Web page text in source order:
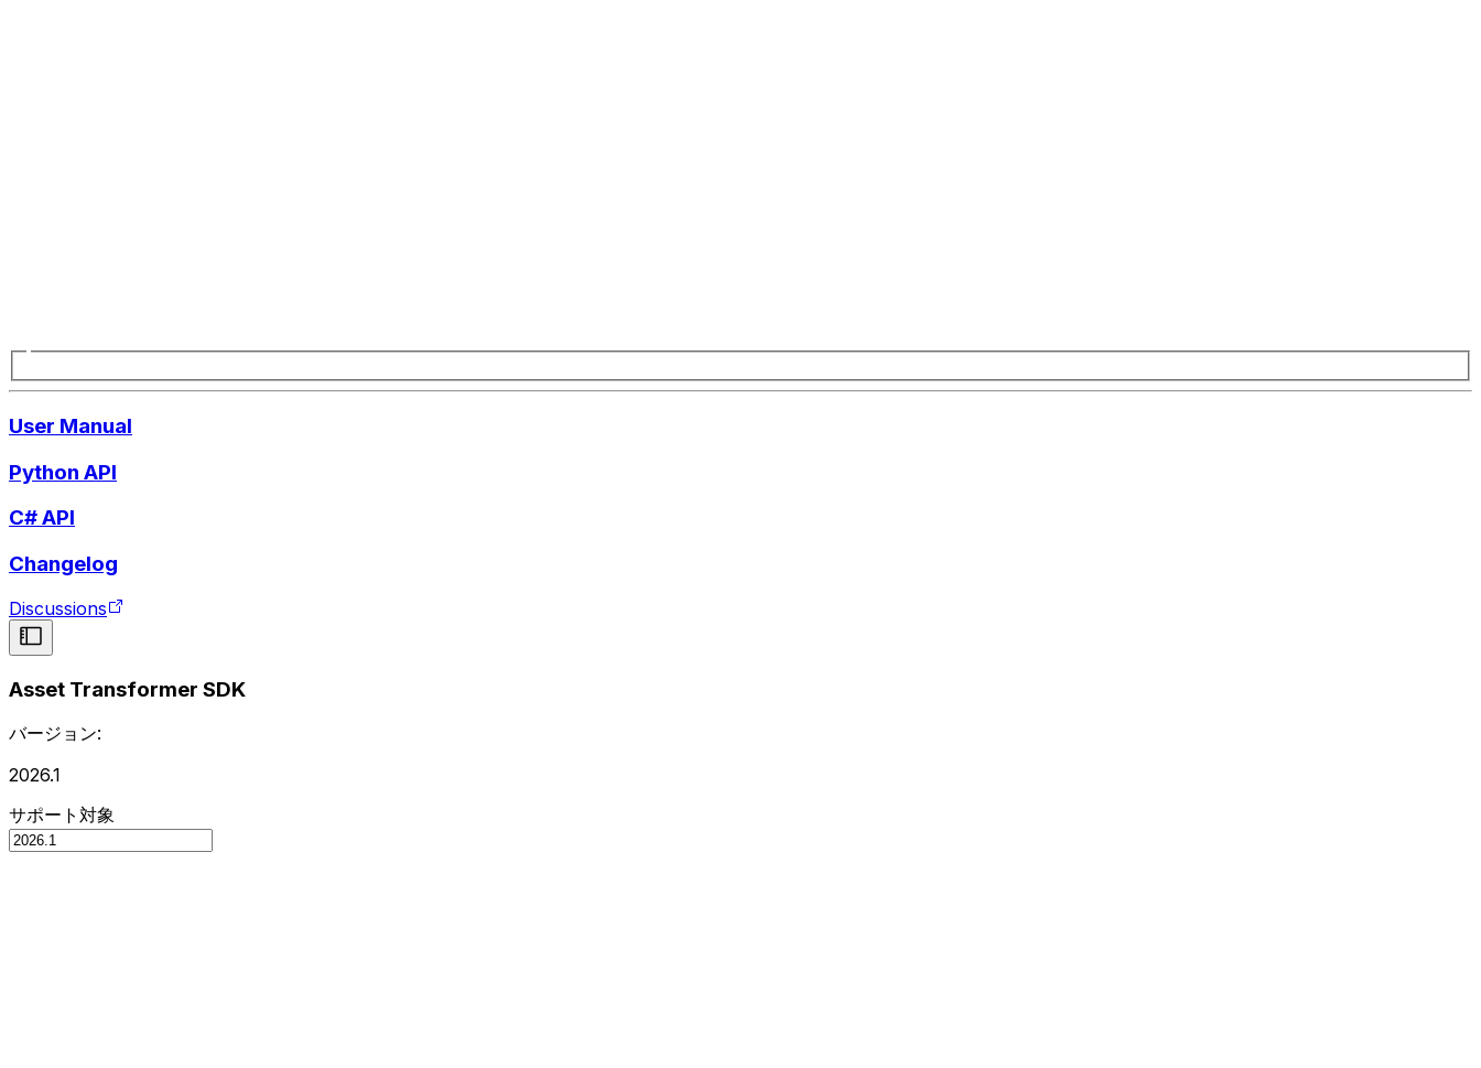
User Manual
Python API
C# API
Changelog
Discussions
Asset Transformer SDK
バージョン:
2026.1
サポート対象